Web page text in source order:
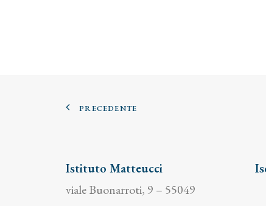
PRECEDENTE
Istituto Matteucci
viale Buonarroti, 9 – 55049